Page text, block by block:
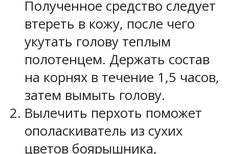
Полученное средство следует
втереть в кожу, после чего
укутать голову теплым
полотенцем. Держать состав
на корнях в течение 1,5 часов,
затем вымыть голову.
Вылечить перхоть поможет
ополаскиватель из сухих
цветов боярышника,